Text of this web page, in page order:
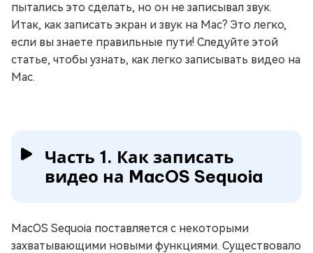
пытались это сделать, но он не записывал звук.
Итак, как записать экран и звук на Mac? Это легко,
если вы знаете правильные пути! Следуйте этой
статье, чтобы узнать, как легко записывать видео на
Mac.
Часть 1. Как записать
видео на MacOS Sequoia
MacOS Sequoia поставляется с некоторыми
захватывающими новыми функциями. Существовало